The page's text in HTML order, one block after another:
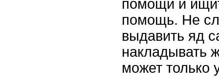
помощи и
помощь. Не
выдавить яд
накладывать
может только